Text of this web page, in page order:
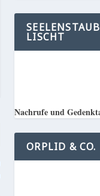
LISCHT
Nachrufe und
ORPLID & CO.